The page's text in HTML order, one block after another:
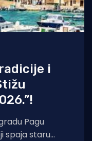
i
Pagu
spaja staru